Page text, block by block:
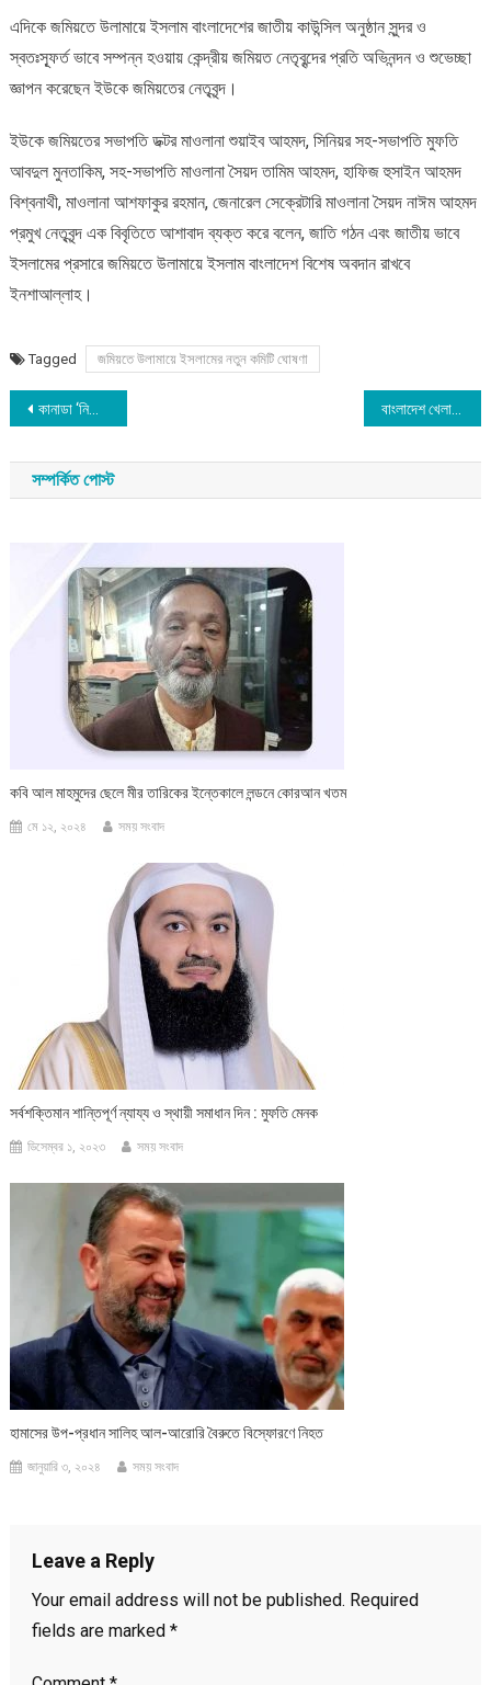
এদিকে জমিয়তে উলামায়ে ইসলাম বাংলাদেশের জাতীয় কাউন্সিল অনুষ্ঠান সুন্দর ও
স্বতঃস্ফূর্ত ভাবে সম্পন্ন হওয়ায় কেন্দ্রীয় জমিয়ত নেতৃবৃন্দের প্রতি অভিনন্দন ও শুভেচ্ছা
জ্ঞাপন করেছেন ইউকে জমিয়তের নেতৃবৃন্দ।
ইউকে জমিয়তের সভাপতি ডক্টর মাওলানা শুয়াইব আহমদ, সিনিয়র সহ-সভাপতি মুফতি
আবদুল মুনতাকিম, সহ-সভাপতি মাওলানা সৈয়দ তামিম আহমদ, হাফিজ হুসাইন আহমদ
বিশ্বনাথী, মাওলানা আশফাকুর রহমান, জেনারেল সেক্রেটারি মাওলানা সৈয়দ নাঈম আহমদ
প্রমুখ নেতৃবৃন্দ এক বিবৃতিতে আশাবাদ ব্যক্ত করে বলেন, জাতি গঠন এবং জাতীয় ভাবে
ইসলামের প্রসারে জমিয়তে উলামায়ে ইসলাম বাংলাদেশ বিশেষ অবদান রাখবে
ইনশাআল্লাহ।
Tagged জমিয়তে উলামায়ে ইসলামের নতুন কমিটি ঘোষণা
Post
navigation
কানাডা ‘নিজের শর্তেই’ ট্রাম্পকে মোকাবেলা করবে বাংলাদেশ খেলাফত মজলিস যুক্তরাজ্য শাখার নতুন কমিটি ঘোষণা
সম্পর্কিত পোস্ট
কবি আল মাহমুদের ছেলে মীর তারিকের ইন্তেকালে লন্ডনে কোরআন খতম
মে ১২, ২০২৪ সময় সংবাদ
সর্বশক্তিমান শান্তিপূর্ণ ন্যায্য ও স্থায়ী সমাধান দিন : মুফতি মেনক
ডিসেম্বর ১, ২০২৩ সময় সংবাদ
হামাসের উপ-প্রধান সালিহ আল-আরোরি বৈরুতে বিস্ফোরণে নিহত
জানুয়ারি ৩, ২০২৪ সময় সংবাদ
Leave a Reply
Your email address will not be published. Required
fields are marked *